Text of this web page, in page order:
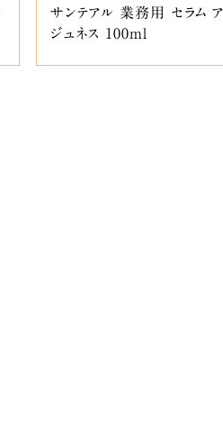
サンテアル 業務用 セラム ア
ジュネス 100ml